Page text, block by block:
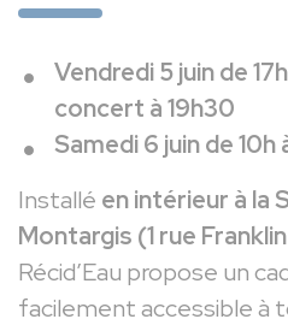
Vendredi 5 juin de
concert à 19h30
Samedi 6 juin de 10h
Installé en intérieur à la
Montargis (1 rue
Récid’Eau propose un
facilement accessible à